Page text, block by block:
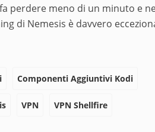
perdere meno di un minuto e
di Nemesis è davvero
Componenti Aggiuntivi Kodi
VPN VPN Shellfire